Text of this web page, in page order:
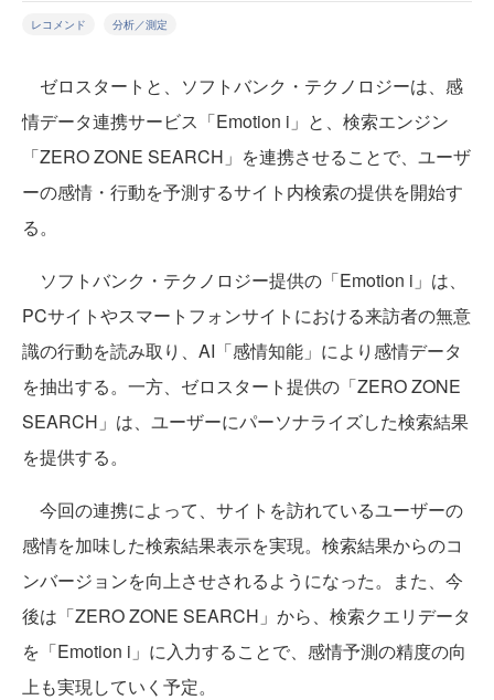
レコメンド 分析／測定
ゼロスタートと、ソフトバンク・テクノロジーは、感
情データ連携サービス「Emotion i」と、検索エンジン
「ZERO ZONE SEARCH」を連携させることで、ユーザ
ーの感情・行動を予測するサイト内検索の提供を開始す
る。
ソフトバンク・テクノロジー提供の「Emotion i」は、
PCサイトやスマートフォンサイトにおける来訪者の無意
識の行動を読み取り、AI「感情知能」により感情データ
を抽出する。一方、ゼロスタート提供の「ZERO ZONE
SEARCH」は、ユーザーにパーソナライズした検索結果
を提供する。
今回の連携によって、サイトを訪れているユーザーの
感情を加味した検索結果表示を実現。検索結果からのコ
ンバージョンを向上させされるようになった。また、今
後は「ZERO ZONE SEARCH」から、検索クエリデータ
を「Emotion i」に入力することで、感情予測の精度の向
上も実現していく予定。